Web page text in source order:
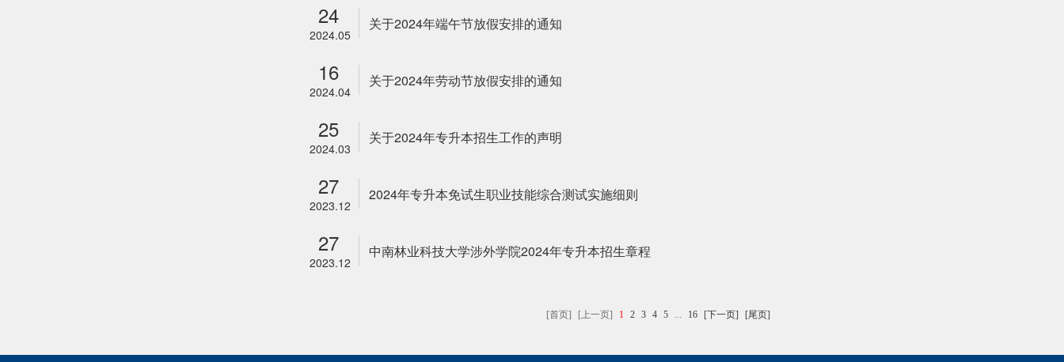
24
2024.05
关于2024年端午节放假安排的通知
16
2024.04
关于2024年劳动节放假安排的通知
25
2024.03
关于2024年专升本招生工作的声明
27
2023.12
2024年专升本免试生职业技能综合测试实施细则
27
2023.12
中南林业科技大学涉外学院2024年专升本招生章程
[首页] [上一页] 1 2 3 4 5 ... 16 [下一页] [尾页]